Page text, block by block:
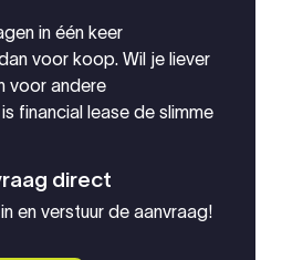
in één keer
voor koop. Wil je liever
voor andere
financial lease de slimme
direct
en verstuur de aanvraag!